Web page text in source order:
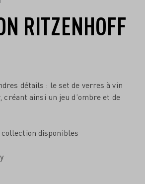
RITZENHOFF
détails : le set de verres à vin
ainsi un jeu d’ombre et de
disponibles